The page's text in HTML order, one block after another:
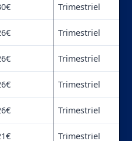
Trimestriel
Trimestriel
Trimestriel
Trimestriel
Trimestriel
Trimestriel